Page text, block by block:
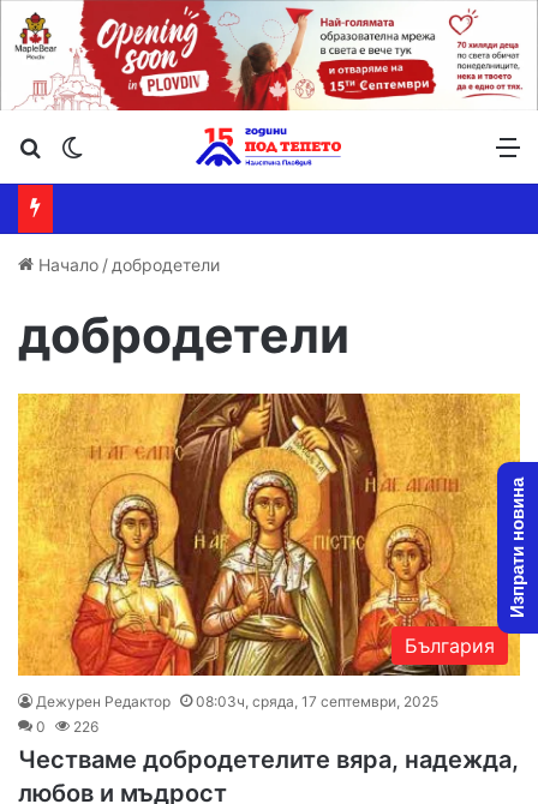
Търсене ...
Начало / добродетели
добродетели
България
Дежурен Редактор
08:03ч, сряда, 17 септември, 2025
0
226
Честваме добродетелите вяра, надежда,
любов и мъдрост
Изпрати новина